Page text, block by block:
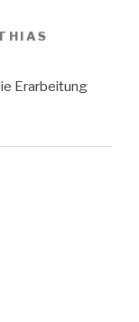
Erarbeitung